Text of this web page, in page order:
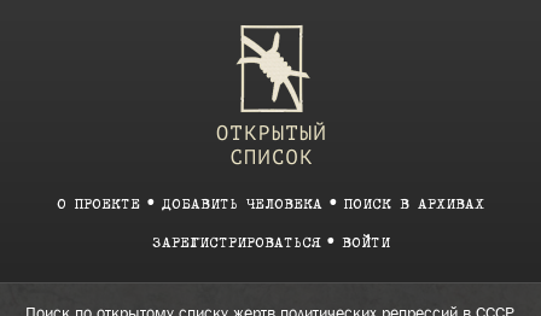
О ПРОЕКТЕ ДОБАВИТЬ ЧЕЛОВЕКА ПОИСК В АРХИВАХ
ЗАРЕГИСТРИРОВАТЬСЯ ВОЙТИ